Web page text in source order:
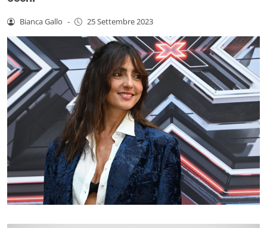
Bianca Gallo - 25 Settembre 2023